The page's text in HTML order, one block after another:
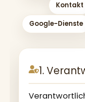
Kontakt
Google-Dienste
1.